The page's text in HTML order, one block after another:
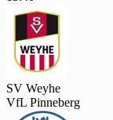
SV Weyhe
VfL Pinneberg